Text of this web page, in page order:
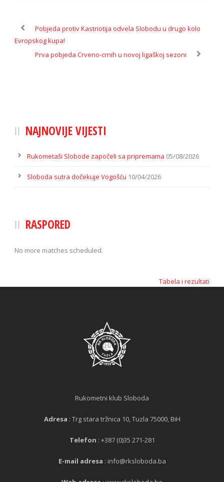
Pobjeda protiv Kastriotija odvela Slobodu u drugo kolo
Evropskog kupa!
Prva pobjeda Crveno-crnih u novoj ligaškoj sezoni
NAJNOVIJE VIJESTI
Rukometaši Slobode započeli sa pripremama 05/08/2026
Sloboda sutra dočekuje Vogošću 10/04/2026
RASPORED
No more matches scheduled.
Tabela i rezultati
Rukometni klub Sloboda
Adresa : Trg stara tržnica 10, Tuzla 75000, BiH
Telefon : +387 (0)35 271-281
E-mail adresa : info@rksloboda.ba